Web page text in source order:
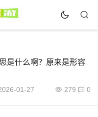
是什么啊？原来是形容
01-27 279 0